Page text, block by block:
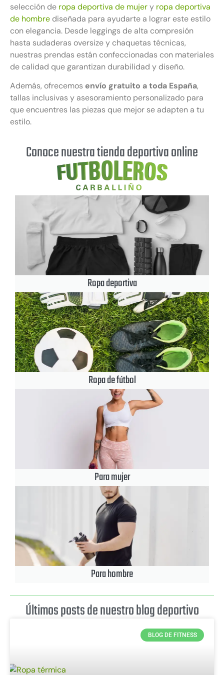
selección de ropa deportiva de mujery ropa deportiva
de hombre diseñada para ayudarte a lograr este estilo
con elegancia. Desde leggings de alta compresión
hasta sudaderas oversize y chaquetas técnicas,
nuestras prendas están confeccionadas con materiales
de calidad que garantizan durabilidad y diseño.
Además, ofrecemos envío gratuito a toda España,
tallas inclusivas y asesoramiento personalizado para
que encuentres las piezas que mejor se adapten a tu
estilo.
Conoce nuestra tienda deportiva online
Ropa deportiva
Ropa de fútbol
Para mujer
Para hombre
Últimos posts de nuestro blog deportivo
BLOG DE FITNESS